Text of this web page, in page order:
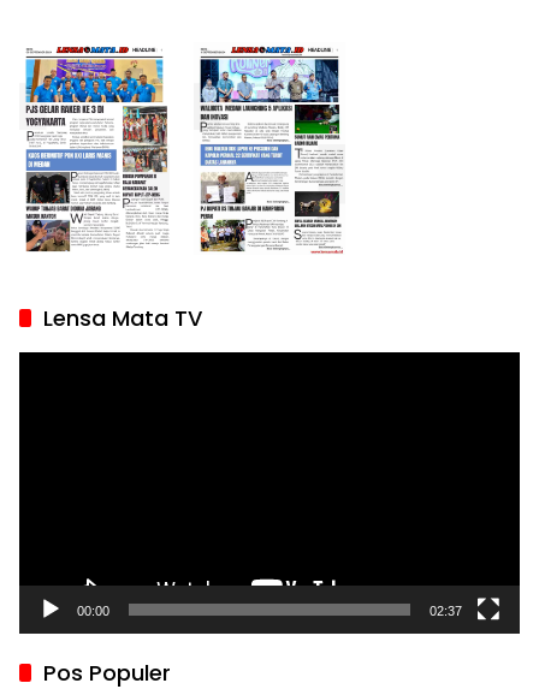
Lensa Mata TV
00:00 02:37
Pos Populer